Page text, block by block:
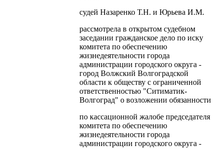
судей Назаренко Т.Н. и Юрьева И.М.
рассмотрела в открытом судебном
заседании гражданское дело по иску
комитета по обеспечению
жизнедеятельности города
администрации городского округа -
город Волжский Волгоградской
области к обществу с ограниченной
ответственностью "Ситиматик-
Волгоград" о возложении обязанности
по кассационной жалобе председателя
комитета по обеспечению
жизнедеятельности города
администрации городского округа -